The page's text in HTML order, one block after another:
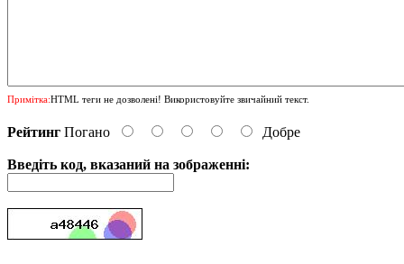
Примітка:HTML теги не дозволені! Використовуйте звичайний текст.
Рейтинг Погано Добре
Введіть код, вказаний на зображенні: